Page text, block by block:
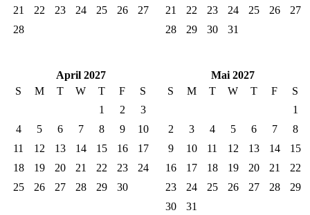
21
22 23 24 25 26
27
28
21
22 23 24 25 26
27
28
29 30 31
April 2027
S
M T W T F
S
1
2
3
4
5 6 7 8 9
10
11
12 13 14 15 16
17
18
19 20 21 22 23
24
25
26 27 28 29 30
Mai 2027
S
M T W T F
S
1
2
3 4 5 6 7
8
9
10 11 12 13 14
15
16
17 18 19 20 21
22
23
24 25 26 27 28
29
30
31